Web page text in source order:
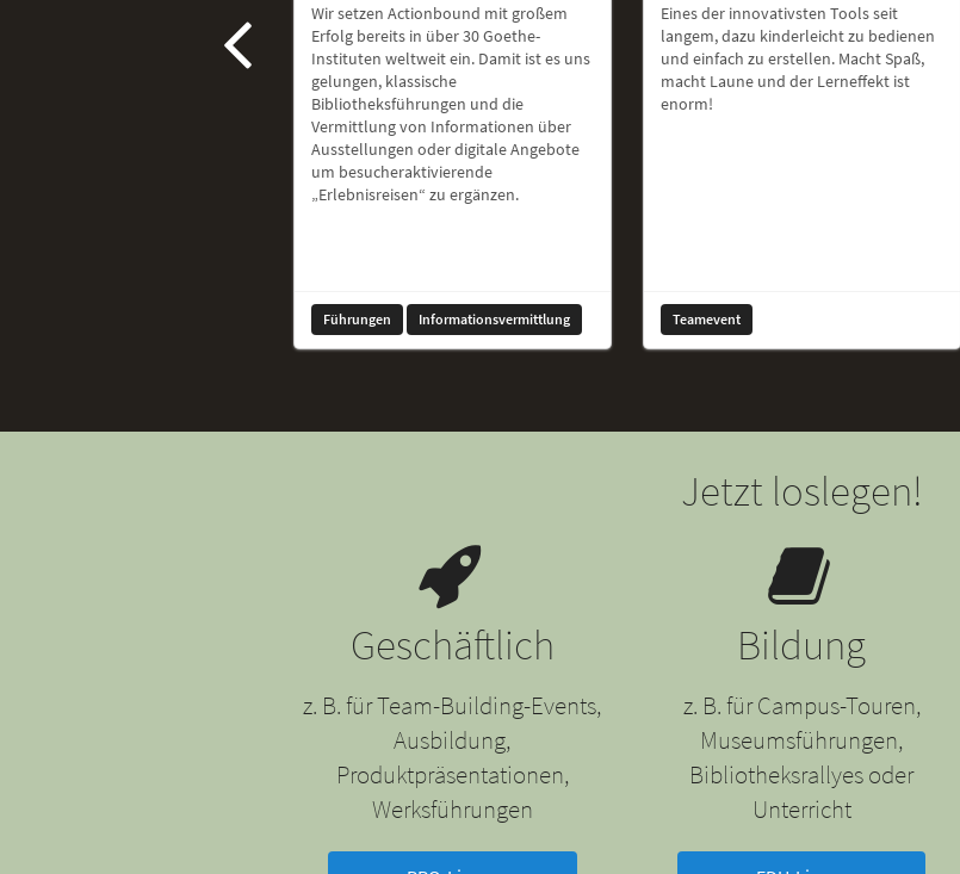
Wir setzen Actionbound mit großem
Erfolg bereits in über 30 Goethe-
Instituten weltweit ein. Damit ist es uns
gelungen, klassische
Bibliotheksführungen und die
Vermittlung von Informationen über
Ausstellungen oder digitale Angebote
um besucheraktivierende
„Erlebnisreisen“ zu ergänzen.
Führungen Informationsvermittlung
Eines der innovativsten Tools seit
langem, dazu kinderleicht zu bedienen
und einfach zu erstellen. Macht Spaß,
macht Laune und der Lerneffekt ist
enorm!
Teamevent
Jetzt loslegen!
Geschäftlich
z. B. für Team-Building-Events,
Ausbildung,
Produktpräsentationen,
Werksführungen
Bildung
z. B. für Campus-Touren,
Museumsführungen,
Bibliotheksrallyes oder
Unterricht